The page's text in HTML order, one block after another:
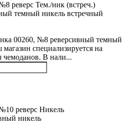
темный никель встречный
00260, №8 реверсивный темный
специализируется на
чемоданов. В нали...
никель